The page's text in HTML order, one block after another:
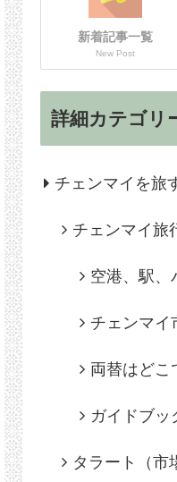
新着記事一覧
New Post
詳細カテゴリ
チェンマイを旅
チェンマイ
空港、駅、
チェンマイ
両替はどこ
ガイドブッ
タラート（市